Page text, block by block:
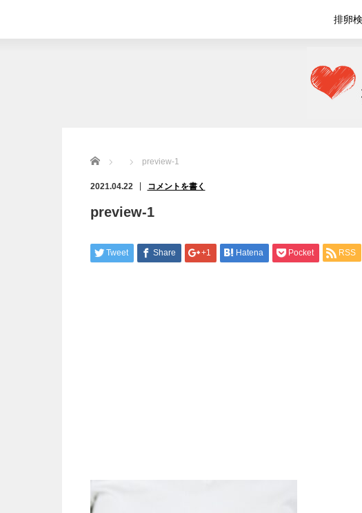
排卵
Home preview-1
2021.04.22 コメントを書く
preview-1
Tweet Share +1 Hatena Pocket RSS